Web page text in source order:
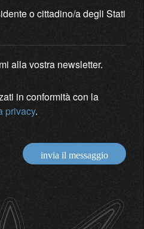
o cittadino/a degli Stati
alla vostra newsletter.
in conformità con la
privacy.
invia il messaggio